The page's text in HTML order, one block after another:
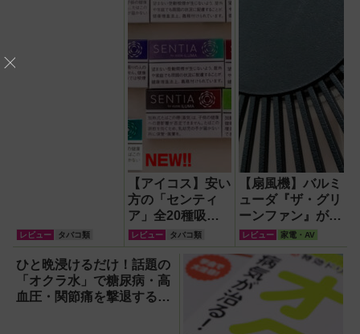
レビュー タバコ類
【アイコス】安い
方の「センティ
ア」全20種吸い
比べ【2026年8月
最新】
レビュー タバコ類
【扇風機】バルミ
ューダ『ザ・グリ
ーンファン』が再
現する自然の風が
徹底している！
レビュー 家電・AV
ひと晩浸けるだけ！話題の
「オクラ水」で糖尿病・高
血圧・関節痛を撃退する簡